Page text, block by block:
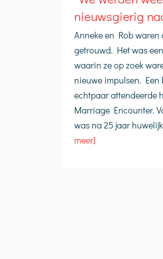
nieuwsgierig
Anneke en Rob waren
getrouwd. Het was
waarin ze op zoek
nieuwe impulsen. Een
echtpaar attendeerde
Marriage Encounter.
was na 25 jaar huwelijk
meer]